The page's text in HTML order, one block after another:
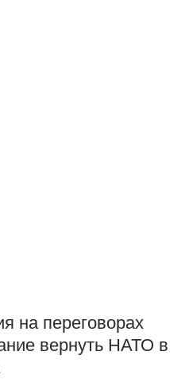
на переговорах
вернуть НАТО в